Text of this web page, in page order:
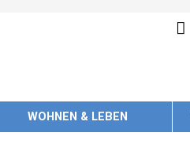
WOHNEN & LEBEN